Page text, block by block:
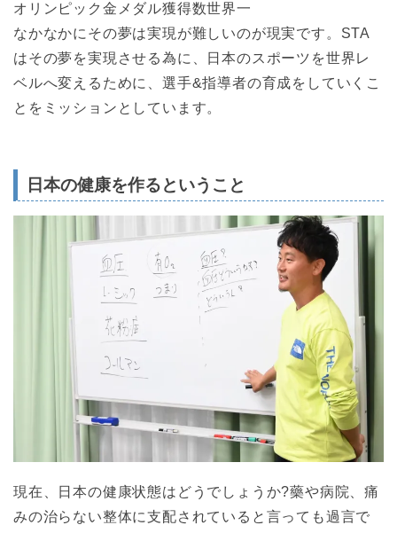
オリンピック金メダル獲得数世界一
なかなかにその夢は実現が難しいのが現実です。STA
はその夢を実現させる為に、日本のスポーツを世界レ
ベルへ変えるために、選手&指導者の育成をしていくこ
とをミッションとしています。
日本の健康を作るということ
現在、日本の健康状態はどうでしょうか?藥や病院、痛
みの治らない整体に支配されていると言っても過言で